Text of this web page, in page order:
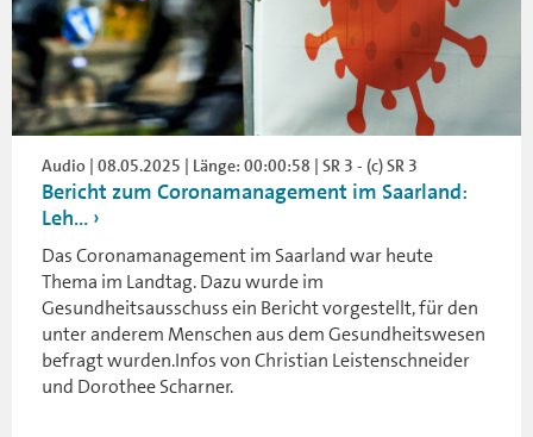
Audio | 08.05.2025 | Länge: 00:00:58 | SR 3 - (c) SR 3
Bericht zum Coronamanagement im Saarland:
Leh...
Das Coronamanagement im Saarland war heute
Thema im Landtag. Dazu wurde im
Gesundheitsausschuss ein Bericht vorgestellt, für den
unter anderem Menschen aus dem Gesundheitswesen
befragt wurden.Infos von Christian Leistenschneider
und Dorothee Scharner.